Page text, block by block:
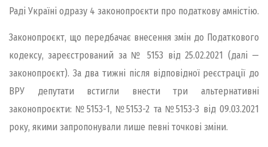
Раді Україні одразу 4 законопроєкти про податкову амністію.
Законопроєкт, що передбачає внесення змін до Податкового
кодексу, зареєстрований за № 5153 від 25.02.2021 (далі —
законопроєкт). За два тижні після відповідної реєстрації до
ВРУ депутати встигли внести три альтернативні
законопроєкти: №5153-1, №5153-2 та №5153-3 від 09.03.2021
року, якими запропонували лише певні точкові зміни.